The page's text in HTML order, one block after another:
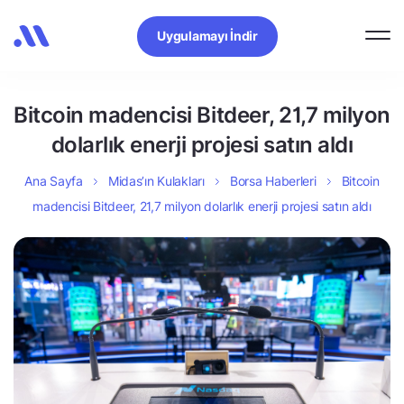
Uygulamayı İndir
Bitcoin madencisi Bitdeer, 21,7 milyon
dolarlık enerji projesi satın aldı
Ana Sayfa Midas’ın Kulakları Borsa Haberleri
Bitcoin
madencisi Bitdeer, 21,7 milyon dolarlık enerji projesi satın aldı